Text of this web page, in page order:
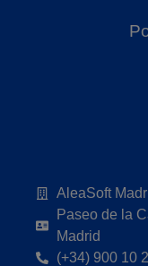
AleaSoft
Paseo de la
Madrid
(+34) 900 10